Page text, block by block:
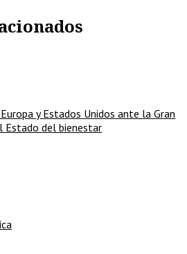
y Estados Unidos ante la Gran
Estado del bienestar